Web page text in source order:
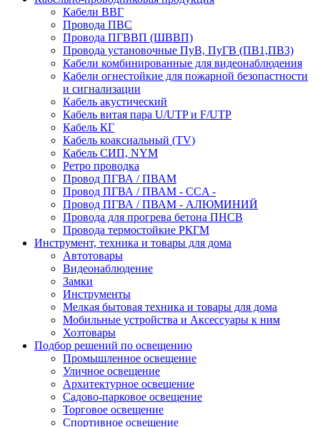
Кабели ВВГ
Провода ПВС
Провода ПГВВП (ШВВП)
Провода установочные ПуВ, ПуГВ (ПВ1,ПВ3)
Кабели комбинированные для видеонаблюдения
Кабели огнестойкие для пожарной безопастности
и сигнализации
Кабель акустический
Кабель витая пара U/UTP и F/UTP
Кабель КГ
Кабель коаксиальный (TV)
Кабель СИП, NYM
Ретро проводка
Провод ПГВА / ПВАМ
Провод ПГВА / ПВАМ - CCA -
Провод ПГВА / ПВАМ - АЛЮМИНИЙ
Провода для прогрева бетона ПНСВ
Провода термостойкие РКГМ
Инструмент, техника и товары для дома
Автотовары
Видеонаблюдение
Замки
Инструменты
Мелкая бытовая техника и товары для дома
Мобильные устройства и Аксессуары к ним
Хозтовары
Подбор решений по освещению
Промышленное освещение
Уличное освещение
Архитектурное освещение
Садово-парковое освещение
Торговое освещение
Спортивное освещение